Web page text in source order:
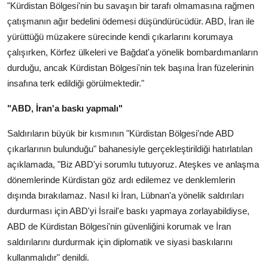
"Kürdistan Bölgesi'nin bu savaşın bir tarafı olmamasına rağmen
çatışmanın ağır bedelini ödemesi düşündürücüdür. ABD, İran ile
yürüttüğü müzakere sürecinde kendi çıkarlarını korumaya
çalışırken, Körfez ülkeleri ve Bağdat'a yönelik bombardımanların
durduğu, ancak Kürdistan Bölgesi'nin tek başına İran füzelerinin
insafına terk edildiği görülmektedir."
"ABD, İran'a baskı yapmalı"
Saldırıların büyük bir kısmının "Kürdistan Bölgesi'nde ABD
çıkarlarının bulunduğu" bahanesiyle gerçekleştirildiği hatırlatılan
açıklamada, "Biz ABD'yi sorumlu tutuyoruz. Ateşkes ve anlaşma
dönemlerinde Kürdistan göz ardı edilemez ve denklemlerin
dışında bırakılamaz. Nasıl ki İran, Lübnan'a yönelik saldırıları
durdurması için ABD'yi İsrail'e baskı yapmaya zorlayabildiyse,
ABD de Kürdistan Bölgesi'nin güvenliğini korumak ve İran
saldırılarını durdurmak için diplomatik ve siyasi baskılarını
kullanmalıdır" denildi.